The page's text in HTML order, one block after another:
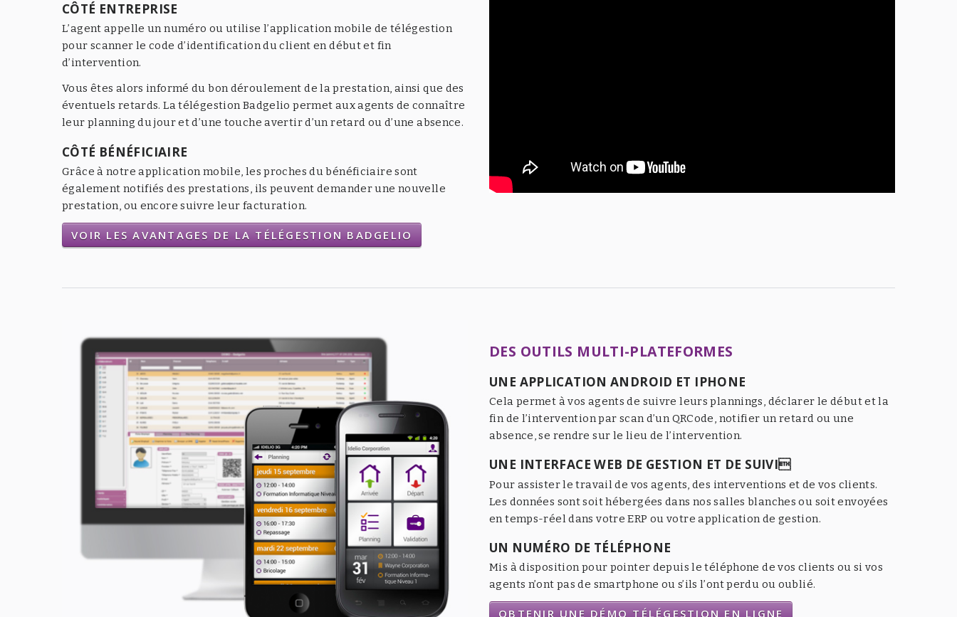
CÔTÉ ENTREPRISE
L’agent appelle un numéro ou utilise l’application mobile de télégestion
pour scanner le code d’identification du client en début et fin
d’intervention.
Vous êtes alors informé du bon déroulement de la prestation, ainsi que des
éventuels retards. La télégestion Badgelio permet aux agents de connaître
leur planning du jour et d’une touche avertir d’un retard ou d’une absence.
CÔTÉ BÉNÉFICIAIRE
Grâce à notre application mobile, les proches du bénéficiaire sont
également notifiés des prestations, ils peuvent demander une nouvelle
prestation, ou encore suivre leur facturation.
VOIR LES AVANTAGES DE LA TÉLÉGESTION BADGELIO
DES OUTILS MULTI-PLATEFORMES
UNE APPLICATION ANDROID ET IPHONE
Cela permet à vos agents de suivre leurs plannings, déclarer le début et la
fin de l’intervention par scan d’un QRCode, notifier un retard ou une
absence, se rendre sur le lieu de l’intervention.
UNE INTERFACE WEB DE GESTION ET DE SUIVI
Pour assister le travail de vos agents, des interventions et de vos clients.
Les données sont soit hébergées dans nos salles blanches ou soit envoyées
en temps-réel dans votre ERP ou votre application de gestion.
UN NUMÉRO DE TÉLÉPHONE
Mis à disposition pour pointer depuis le téléphone de vos clients ou si vos
agents n’ont pas de smartphone ou s’ils l’ont perdu ou oublié.
OBTENIR UNE DÉMO TÉLÉGESTION EN LIGNE